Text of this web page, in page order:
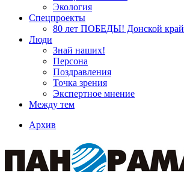
Экология
Спецпроекты
80 лет ПОБЕДЫ! Донской край
Люди
Знай наших!
Персона
Поздравления
Точка зрения
Экспертное мнение
Между тем
Архив